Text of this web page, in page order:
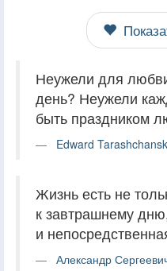
Неужели для
день? Неужели
быть праздником
Edward
Жизнь есть не
к завтрашнему
и
Александр